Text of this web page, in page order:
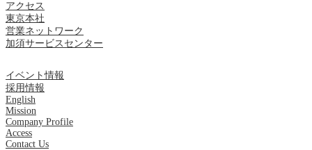
アクセス
東京本社
営業ネットワーク
加須サービスセンター
イベント情報
採用情報
English
Mission
Company Profile
Access
Contact Us